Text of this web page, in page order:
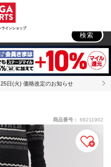
ラインショップ
検索
日(火) 価格改定のお知らせ
商品番号： 69211902